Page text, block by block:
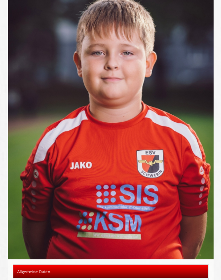
Allgemeine Daten